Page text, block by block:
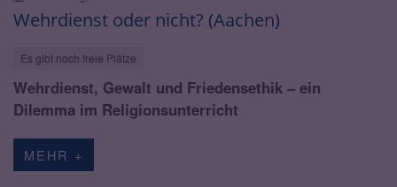
Wehrdienst oder nicht? (Aachen)
Es gibt noch freie Plätze
Wehrdienst, Gewalt und Friedensethik – ein
Dilemma im Religionsunterricht
MEHR +